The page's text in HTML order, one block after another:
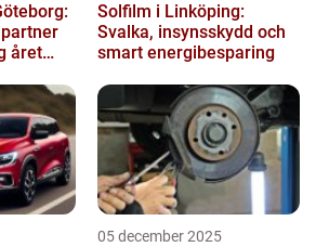
året
Solfilm i Linköping:
Svalka, insynsskydd och
smart energibesparing
05 december 2025